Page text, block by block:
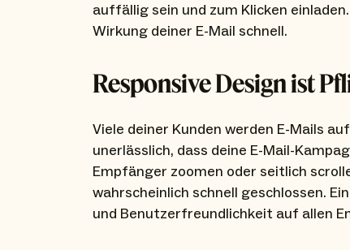
auffällig sein und zum Klicken
Wirkung deiner E-Mail schnell.
Responsive Design ist
Viele deiner Kunden werden E-Mails
unerlässlich, dass deine E-Mail-
Empfänger zoomen oder seitlich
wahrscheinlich schnell geschlossen.
und Benutzerfreundlichkeit auf allen